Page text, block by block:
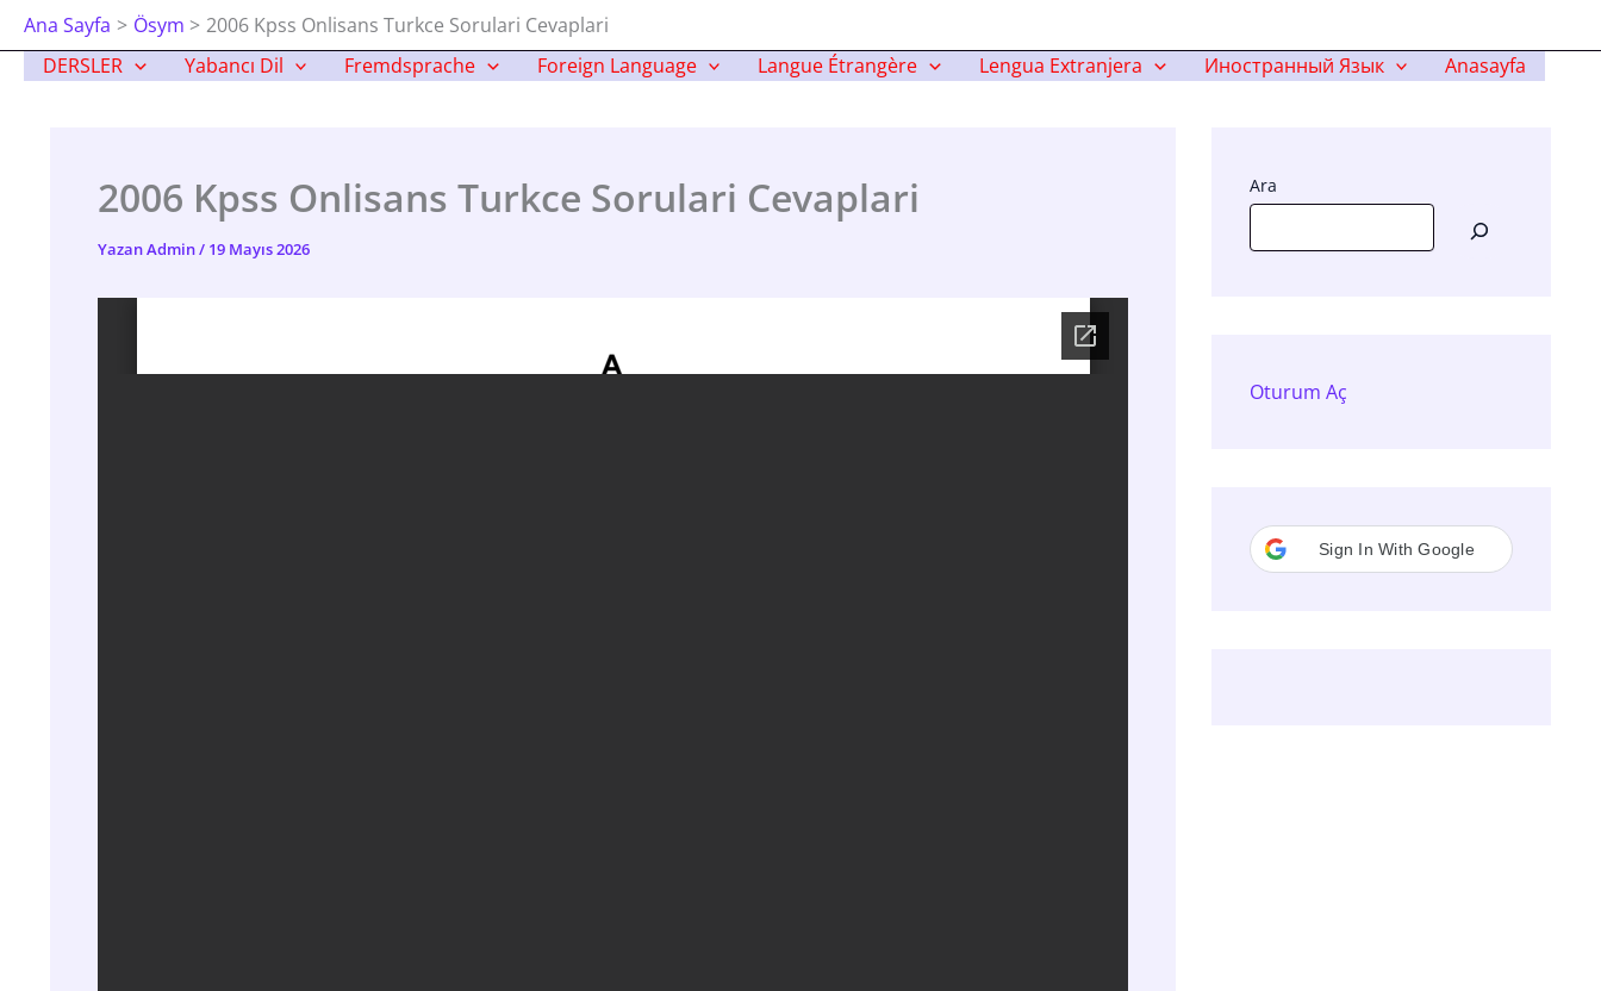
İçeriğe
Atla
DERSLER Yabancı Dil Fremdsprache Foreign Language Langue Étrangère Lengua Extranjera Иностранный Язык Anasayfa
Ana Sayfa Ösym 2006 Kpss Onlisans Turkce Sorulari Cevaplari
2006 Kpss Onlisans Turkce Sorulari Cevaplari
YazanAdmin/ 19 Mayıs 2026
Ara
Oturum Aç
Sign In With Google